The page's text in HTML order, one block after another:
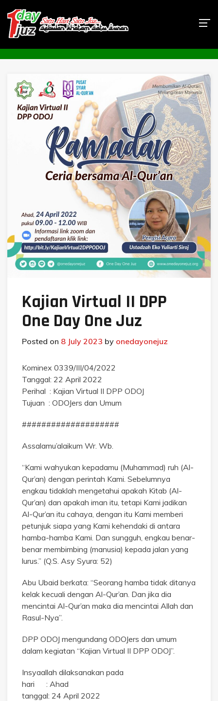
Kajian Virtual II DPP
One Day One Juz
Posted on 8 July 2023 by onedayonejuz
Kominex 0339/III/04/2022
Tanggal: 22 April 2022
Perihal : Kajian Virtual II DPP ODOJ
Tujuan : ODOJers dan Umum
####################
Assalamu’alaikum Wr. Wb.
“Kami wahyukan kepadamu (Muhammad) ruh (Al-
Qur’an) dengan perintah Kami. Sebelumnya
engkau tidaklah mengetahui apakah Kitab (Al-
Qur’an) dan apakah iman itu, tetapi Kami jadikan
Al-Qur’an itu cahaya, dengan itu Kami memberi
petunjuk siapa yang Kami kehendaki di antara
hamba-hamba Kami. Dan sungguh, engkau benar-
benar membimbing (manusia) kepada jalan yang
lurus.” (Q.S. Asy Syura: 52)
Abu Ubaid berkata: “Seorang hamba tidak ditanya
kelak kecuali dengan Al-Qur’an. Dan jika dia
mencintai Al-Qur’an maka dia mencintai Allah dan
Rasul-Nya”.
DPP ODOJ mengundang ODOJers dan umum
dalam kegiatan “Kajian Virtual II DPP ODOJ”.
Insyaallah dilaksanakan pada
hari : Ahad
tanggal: 24 April 2022